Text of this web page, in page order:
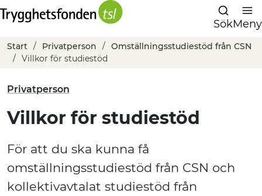
SökMeny
Start Privatperson
Omställningsstudiestöd från CSN
Villkor för studiestöd
Privatperson
Villkor för studiestöd
För att du ska kunna få
omställningsstudiestöd från CSN och
kollektivavtalat studiestöd från